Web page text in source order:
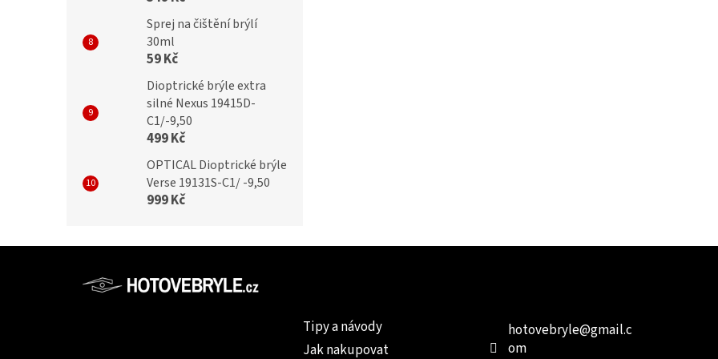
Sprej na čištění brýlí
30ml
59 Kč
Dioptrické brýle extra
silné Nexus 19415D-
C1/-9,50
499 Kč
OPTICAL Dioptrické brýle
Verse 19131S-C1/ -9,50
999 Kč
Tipy a návody
Jak nakupovat
hotovebryle@gmail.c
om